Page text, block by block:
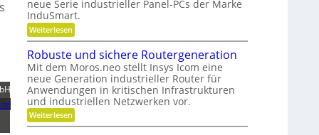
k
e
n
n
e
n
l
a
g
e
r
o
n
i
r
e
n
w
i
r
t
s
c
h
a
f
t
e
r
e
n
z
e
l
l
e
s
A
n
neue Serie industrieller Panel-PCs der Marke
InduSmart.
Weiterlesen:
P
n
e
l
-
P
C
-
S
Robuste und sichere Routergeneration
Mit dem Moros.neo stellt Insys Icom eine
neue Generation industrieller Router für
Anwendungen in kritischen Infrastrukturen
und industriellen Netzwerken vor.
Weiterlesen:
R